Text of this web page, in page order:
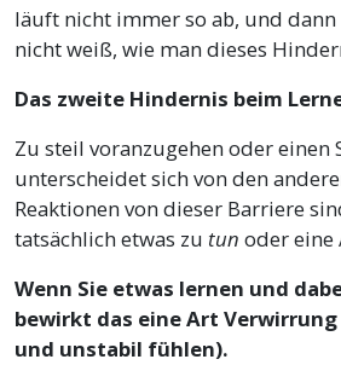
läuft nicht immer so ab, und
nicht weiß, wie man dieses
Das zweite Hindernis beim
Zu steil voranzugehen oder
unterscheidet sich von den
Reaktionen von dieser Barriere
tatsächlich etwas zu tun oder
Wenn Sie etwas lernen und
bewirkt das eine Art
und unstabil fühlen).